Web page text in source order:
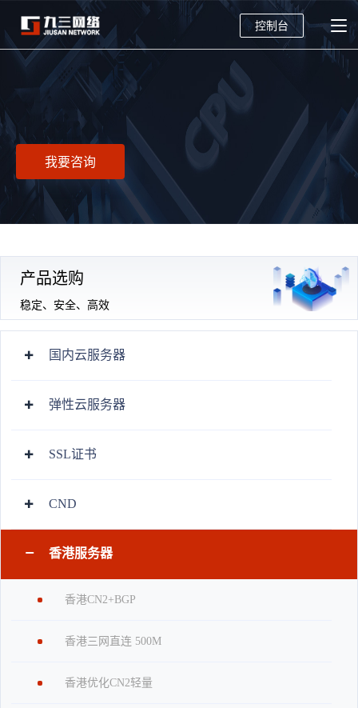
控制台
我要咨询
产品选购
稳定、安全、高效
国内云服务器
弹性云服务器
SSL证书
CND
香港服务器
香港CN2+BGP
香港三网直连 500M
香港优化CN2轻量